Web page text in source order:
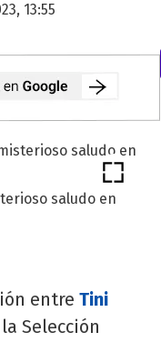
13:55
saludo en
entre Tini
Selección